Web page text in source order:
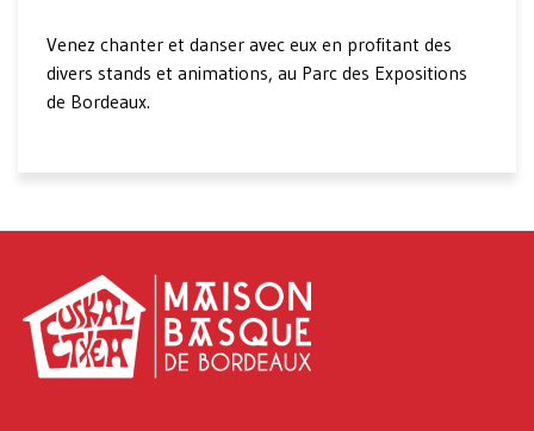
Venez chanter et danser avec eux en profitant des
divers stands et animations, au Parc des Expositions
de Bordeaux.